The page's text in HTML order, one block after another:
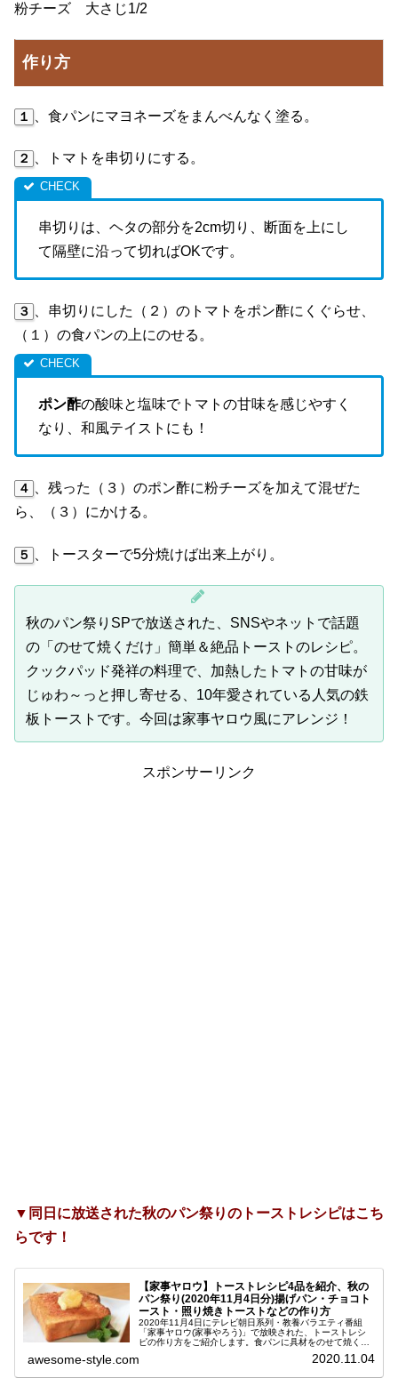
粉チーズ 大さじ1/2
作り方
１ 、食パンにマヨネーズをまんべんなく塗る。
２ 、トマトを串切りにする。
串切りは、ヘタの部分を2cm切り、断面を上にし
て隔壁に沿って切ればOKです。
３ 、串切りにした（２）のトマトをポン酢にくぐらせ、
（１）の食パンの上にのせる。
ポン酢の酸味と塩味でトマトの甘味を感じやすく
なり、和風テイストにも！
４ 、残った（３）のポン酢に粉チーズを加えて混ぜた
ら、（３）にかける。
５ 、トースターで5分焼けば出来上がり。
秋のパン祭りSPで放送された、SNSやネットで話題
の「のせて焼くだけ」簡単＆絶品トーストのレシピ。
クックパッド発祥の料理で、加熱したトマトの甘味が
じゅわ～っと押し寄せる、10年愛されている人気の鉄
板トーストです。今回は家事ヤロウ風にアレンジ！
スポンサーリンク
▼同日に放送された秋のパン祭りのトーストレシピはこち
らです！
【家事ヤロウ】トーストレシピ4品を紹介、秋の
パン祭り(2020年11月4日分)揚げパン・チョコト
ースト・照り焼きトーストなどの作り方
2020年11月4日にテレビ朝日系列・教養バラエティ番組
「家事ヤロウ(家事やろう)」で放映された、トーストレシ
ピの作り方をご紹介します。食パンに具材をのせて焼くだ
awesome-style.com 2020.11.04